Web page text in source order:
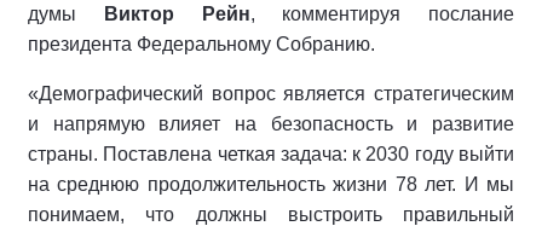
думы
Виктор Рейн, комментируя послание
президента Федеральному Собранию.
«Демографический вопрос является стратегическим
и напрямую влияет на безопасность и развитие
страны. Поставлена четкая задача: к 2030 году выйти
на среднюю продолжительность жизни 78 лет. И мы
понимаем, что должны выстроить правильный